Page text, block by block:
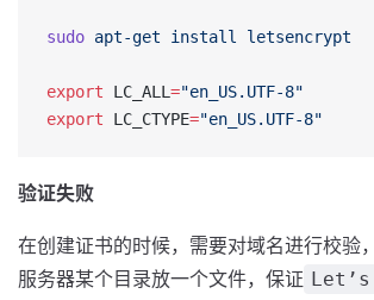
sudo apt-get install letsencrypt
export LC_ALL ="en_US.UTF-8"
export LC_CTYPE="en_US.UTF-8"
验证失败
在创建证书的时候，需要对域名进行校验
服务器某个目录放一个文件，保证